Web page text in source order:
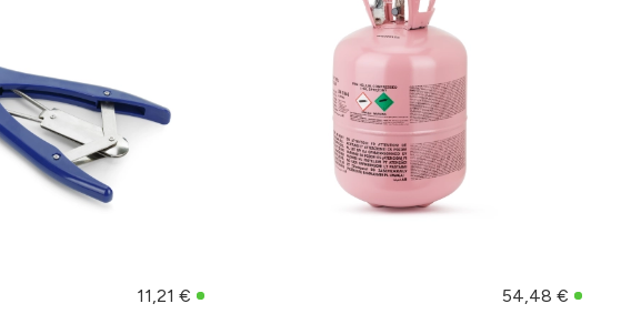
11,21 € 54,48 €